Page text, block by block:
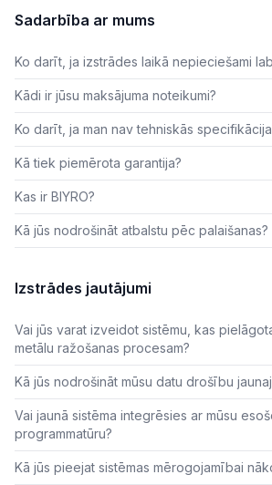
Sadarbība ar mums
Ko darīt, ja izstrādes laikā nepieciešami
Kādi ir jūsu maksājuma noteikumi?
Ko darīt, ja man nav tehniskās
Kā tiek piemērota garantija?
Kas ir BIYRO?
Kā jūs nodrošināt atbalstu pēc palaišanas?
Izstrādes jautājumi
Vai jūs varat izveidot sistēmu, kas
metālu ražošanas procesam?
Kā jūs nodrošināt mūsu datu drošību
Vai jaunā sistēma integrēsies ar mūsu
programmatūru?
Kā jūs pieejat sistēmas mērogojamībai